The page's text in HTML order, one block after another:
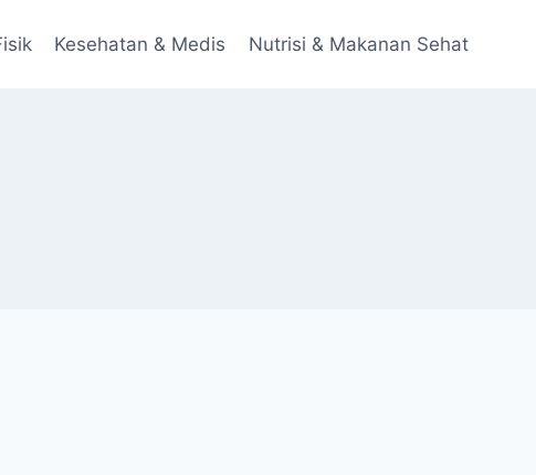
Kesehatan & Medis Nutrisi & Makanan Sehat